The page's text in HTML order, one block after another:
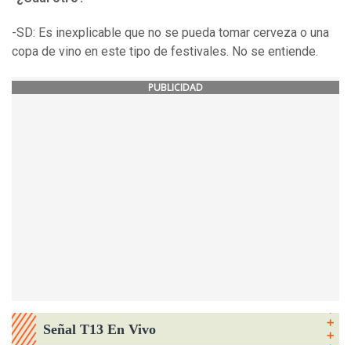
-SD: Es inexplicable que no se pueda tomar cerveza o una
copa de vino en este tipo de festivales. No se entiende.
PUBLICIDAD
Señal T13 En Vivo